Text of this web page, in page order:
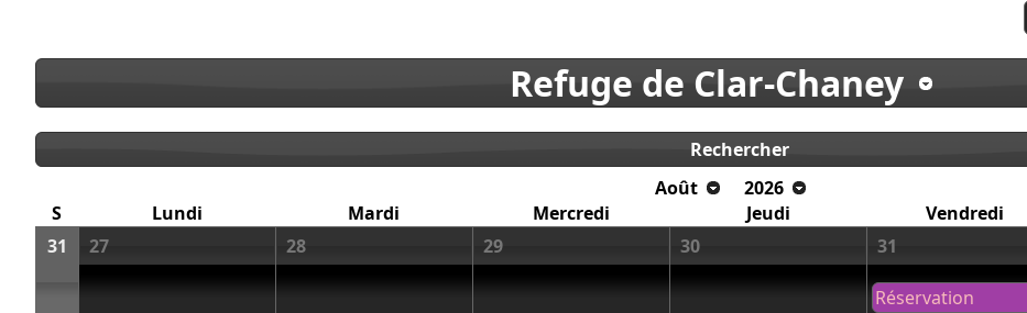
Refuge de Clar-Chaney
Rechercher
Août
2026
S
Lundi Mardi Mercredi Jeudi Vendredi
31
27 28 29 30 31
Réservation